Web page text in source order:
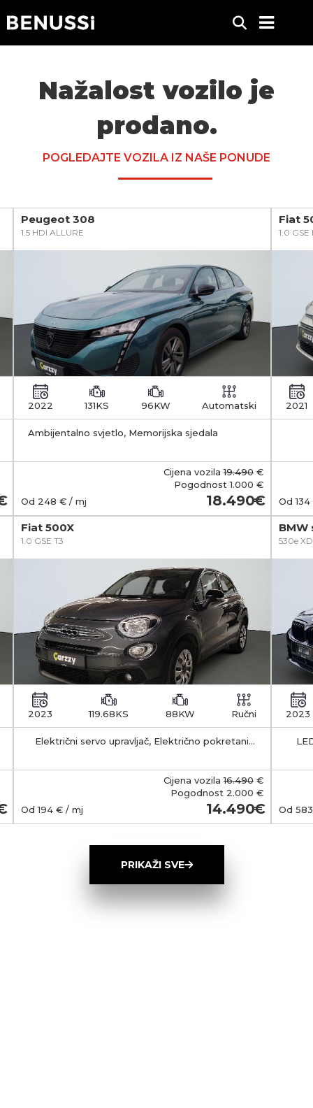
Nažalost vozilo je
prodano.
POGLEDAJTE VOZILA IZ NAŠE PONUDE
Peugeot 308
1.5 HDI ALLURE
2022 131KS 96KW Automatski
Ambijentalno svjetlo, Memorijska sjedala
Cijena vozila19.490 €
Pogodnost1.000 €
Od 248 € / mj 18.490
Fiat
1.0
2021
Od134
Fiat 500X
1.0 GSE T3
2023 119.68KS 88KW Ručni
Električni servo upravljač, Električno pokretani
Cijena vozila16.490 €
Pogodnost 2.000 €
Od194€ / mj 14.490
BMW
530e
2023
Od 583
PRIKAŽI SVE